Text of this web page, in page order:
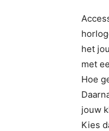
het
met
Hoe
jouw
Kies